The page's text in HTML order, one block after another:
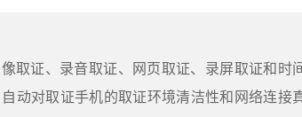
取证、录音取证、网页取证、录屏取证和时间
动对取证手机的取证环境清洁性和网络连接